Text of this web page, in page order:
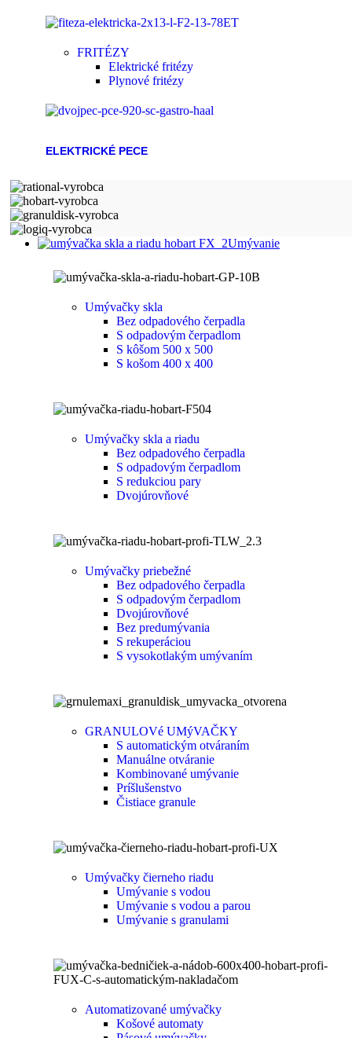
FRITÉZY
Elektrické fritézy
Plynové fritézy
ELEKTRICKÉ PECE
Umývanie
Umývačky skla
Bez odpadového čerpadla
S odpadovým čerpadlom
S kôšom 500 x 500
S košom 400 x 400
Umývačky skla a riadu
Bez odpadového čerpadla
S odpadovým čerpadlom
S redukciou pary
Dvojúrovňové
Umývačky priebežné
Bez odpadového čerpadla
S odpadovým čerpadlom
Dvojúrovňové
Bez predumývania
S rekuperáciou
S vysokotlakým umývaním
GRANULOVé UMýVAČKY
S automatickým otváraním
Manuálne otváranie
Kombinované umývanie
Príšlušenstvo
Čistiace granule
Umývačky čierneho riadu
Umývanie s vodou
Umývanie s vodou a parou
Umývanie s granulami
Automatizované umývačky
Košové automaty